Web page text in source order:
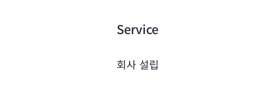
Service
회사 설립